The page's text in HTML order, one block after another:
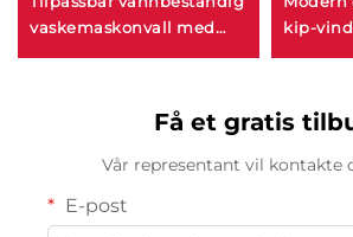
vaskemaskonvall med
kip-
ekstra
Få et gratis
Vår representant vil kontakte
E-post